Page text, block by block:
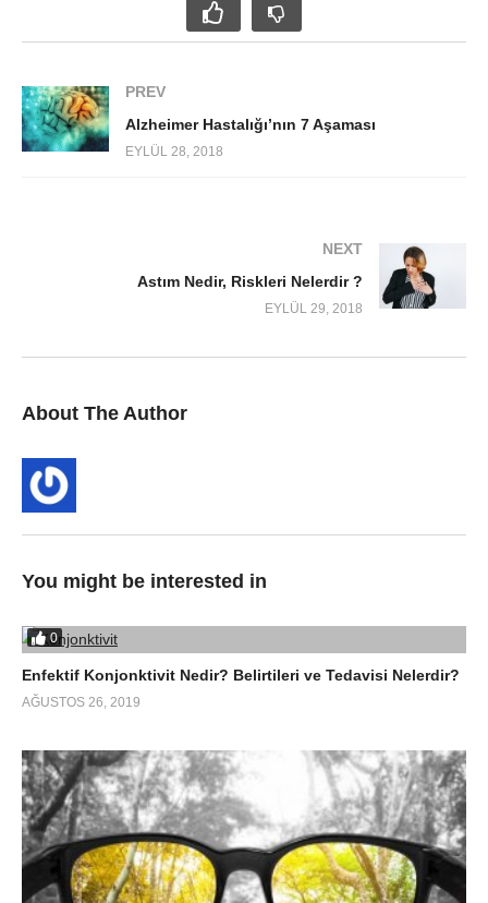
PREV
Alzheimer Hastalığı’nın 7 Aşaması
EYLÜL 28, 2018
NEXT
Astım Nedir, Riskleri Nelerdir ?
EYLÜL 29, 2018
About The Author
You might be interested in
0
Enfektif Konjonktivit Nedir? Belirtileri ve Tedavisi Nelerdir?
AĞUSTOS 26, 2019